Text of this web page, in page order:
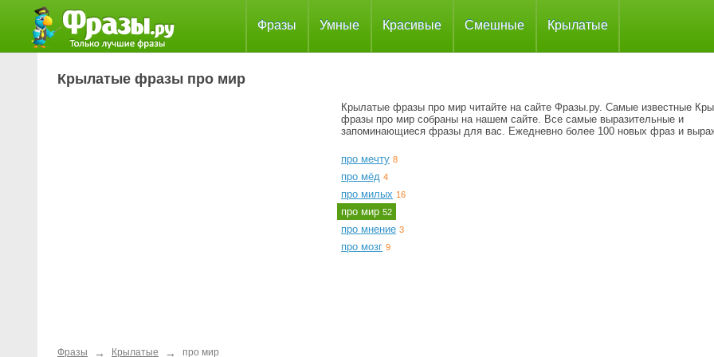
Фразы Умные Красивые Смешные Крылатые
Крылатые фразы про мир
Крылатые фразы про мир читайте на сайте Фразы.ру. Самые известные
фразы про мир собраны на нашем сайте. Все самые выразительные и
запоминающиеся фразы для вас. Ежедневно более 100 новых фраз и
про мечту 8
про мёд 4
про милых 16
про мир 52
про мнение 3
про мозг 9
Фразы → Крылатые → про мир